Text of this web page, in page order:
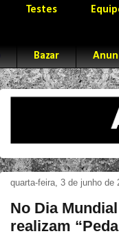
Testes
Bazar
quarta-feira, 3 de junho de
No Dia
realizam